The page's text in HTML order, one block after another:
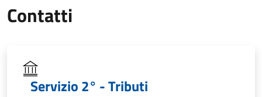
Contatti
Servizio 2° - Tributi